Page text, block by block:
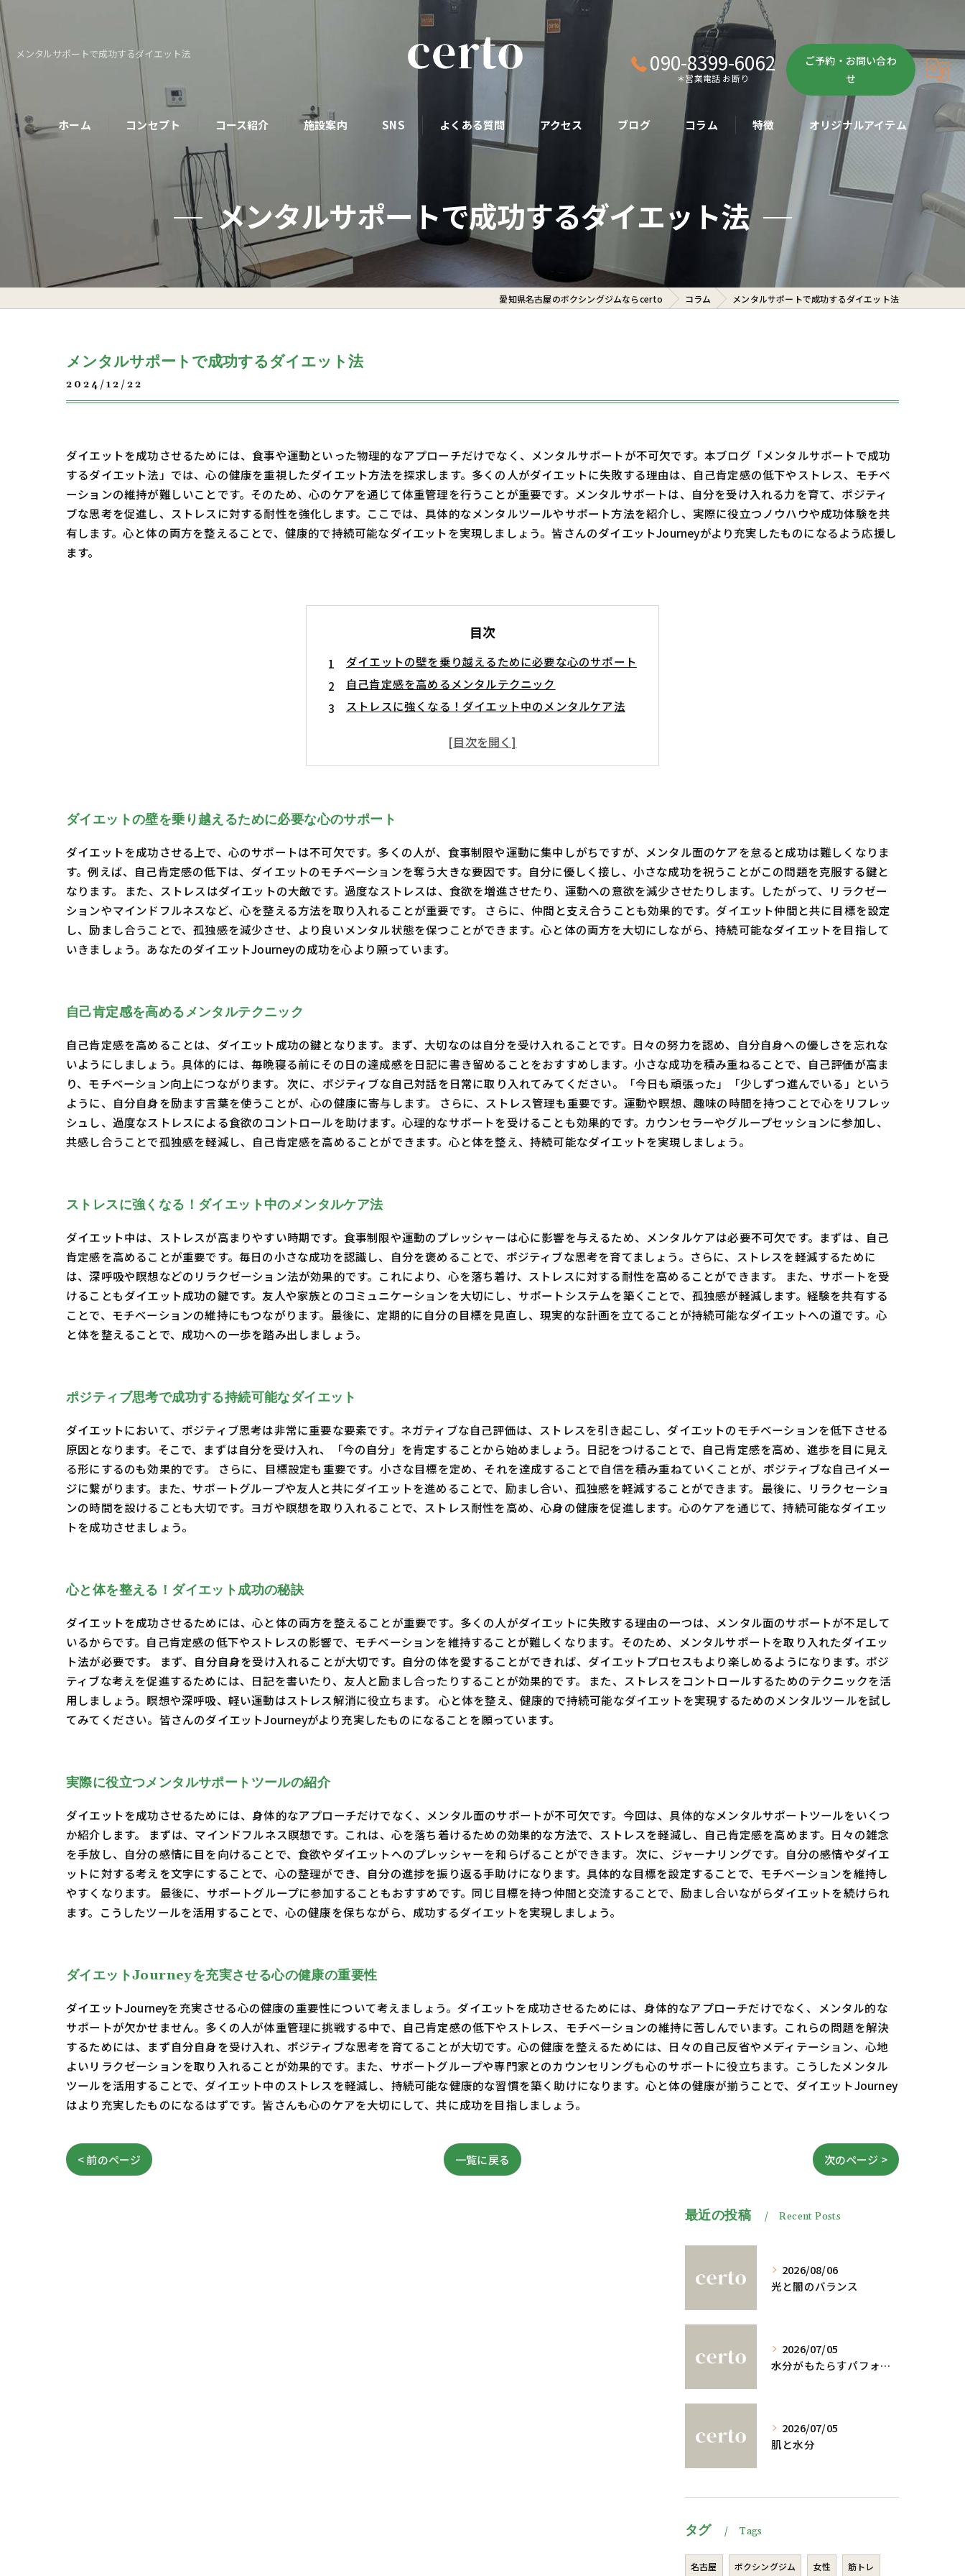
メンタルサポートで成功するダイエット法 090-8399-6062
＊営業電話 お断り
ご予約・お問い合わ
せ
ホーム コンセプト コース紹介
パーソナルコース
初めての方へ
施設案内 SNS よくある質問 アクセス ブログ コラム 特徴
ボクササイズ
パーソナル
ボディメイク
初心者
ダイエット
オリジナルアイテム
メンタルサポートで成功するダイエット法
愛知県名古屋のボクシングジムならcerto コラム メンタルサポートで成功するダイエット法
メンタルサポートで成功するダイエット法
2024/12/22
ダイエットを成功させるためには、食事や運動といった物理的なアプローチだけでなく、メンタルサポートが不可欠です。本ブログ「メンタルサポートで成功
するダイエット法」では、心の健康を重視したダイエット方法を探求します。多くの人がダイエットに失敗する理由は、自己肯定感の低下やストレス、モチベ
ーションの維持が難しいことです。そのため、心のケアを通じて体重管理を行うことが重要です。メンタルサポートは、自分を受け入れる力を育て、ポジティ
ブな思考を促進し、ストレスに対する耐性を強化します。ここでは、具体的なメンタルツールやサポート方法を紹介し、実際に役立つノウハウや成功体験を共
有します。心と体の両方を整えることで、健康的で持続可能なダイエットを実現しましょう。皆さんのダイエットJourneyがより充実したものになるよう応援し
ます。
目次
ダイエットの壁を乗り越えるために必要な心のサポート
自己肯定感を高めるメンタルテクニック
ストレスに強くなる！ダイエット中のメンタルケア法
心と体を整える！ダイエット成功の秘訣
ダイエットの壁を乗り越えるために必要な心のサポート
ダイエットを成功させる上で、心のサポートは不可欠です。多くの人が、食事制限や運動に集中しがちですが、メンタル面のケアを怠ると成功は難しくなりま
す。例えば、自己肯定感の低下は、ダイエットのモチベーションを奪う大きな要因です。自分に優しく接し、小さな成功を祝うことがこの問題を克服する鍵と
なります。 また、ストレスはダイエットの大敵です。過度なストレスは、食欲を増進させたり、運動への意欲を減少させたりします。したがって、リラクゼー
ションやマインドフルネスなど、心を整える方法を取り入れることが重要です。 さらに、仲間と支え合うことも効果的です。ダイエット仲間と共に目標を設定
し、励まし合うことで、孤独感を減少させ、より良いメンタル状態を保つことができます。心と体の両方を大切にしながら、持続可能なダイエットを目指して
いきましょう。あなたのダイエットJourneyの成功を心より願っています。
自己肯定感を高めるメンタルテクニック
自己肯定感を高めることは、ダイエット成功の鍵となります。まず、大切なのは自分を受け入れることです。日々の努力を認め、自分自身への優しさを忘れな
いようにしましょう。具体的には、毎晩寝る前にその日の達成感を日記に書き留めることをおすすめします。小さな成功を積み重ねることで、自己評価が高ま
り、モチベーション向上につながります。 次に、ポジティブな自己対話を日常に取り入れてみてください。「今日も頑張った」「少しずつ進んでいる」という
ように、自分自身を励ます言葉を使うことが、心の健康に寄与します。 さらに、ストレス管理も重要です。運動や瞑想、趣味の時間を持つことで心をリフレッ
シュし、過度なストレスによる食欲のコントロールを助けます。心理的なサポートを受けることも効果的です。カウンセラーやグループセッションに参加し、
共感し合うことで孤独感を軽減し、自己肯定感を高めることができます。心と体を整え、持続可能なダイエットを実現しましょう。
ストレスに強くなる！ダイエット中のメンタルケア法
ダイエット中は、ストレスが高まりやすい時期です。食事制限や運動のプレッシャーは心に影響を与えるため、メンタルケアは必要不可欠です。まずは、自己
肯定感を高めることが重要です。毎日の小さな成功を認識し、自分を褒めることで、ポジティブな思考を育てましょう。さらに、ストレスを軽減するために
は、深呼吸や瞑想などのリラクゼーション法が効果的です。これにより、心を落ち着け、ストレスに対する耐性を高めることができます。 また、サポートを受
けることもダイエット成功の鍵です。友人や家族とのコミュニケーションを大切にし、サポートシステムを築くことで、孤独感が軽減します。経験を共有する
ことで、モチベーションの維持にもつながります。最後に、定期的に自分の目標を見直し、現実的な計画を立てることが持続可能なダイエットへの道です。心
と体を整えることで、成功への一歩を踏み出しましょう。
ポジティブ思考で成功する持続可能なダイエット
ダイエットにおいて、ポジティブ思考は非常に重要な要素です。ネガティブな自己評価は、ストレスを引き起こし、ダイエットのモチベーションを低下させる
原因となります。そこで、まずは自分を受け入れ、「今の自分」を肯定することから始めましょう。日記をつけることで、自己肯定感を高め、進歩を目に見え
る形にするのも効果的です。 さらに、目標設定も重要です。小さな目標を定め、それを達成することで自信を積み重ねていくことが、ポジティブな自己イメー
ジに繋がります。また、サポートグループや友人と共にダイエットを進めることで、励まし合い、孤独感を軽減することができます。 最後に、リラクセーショ
ンの時間を設けることも大切です。ヨガや瞑想を取り入れることで、ストレス耐性を高め、心身の健康を促進します。心のケアを通じて、持続可能なダイエッ
トを成功させましょう。
心と体を整える！ダイエット成功の秘訣
ダイエットを成功させるためには、心と体の両方を整えることが重要です。多くの人がダイエットに失敗する理由の一つは、メンタル面のサポートが不足して
いるからです。自己肯定感の低下やストレスの影響で、モチベーションを維持することが難しくなります。そのため、メンタルサポートを取り入れたダイエッ
ト法が必要です。 まず、自分自身を受け入れることが大切です。自分の体を愛することができれば、ダイエットプロセスもより楽しめるようになります。ポジ
ティブな考えを促進するためには、日記を書いたり、友人と励まし合ったりすることが効果的です。 また、ストレスをコントロールするためのテクニックを活
用しましょう。瞑想や深呼吸、軽い運動はストレス解消に役立ちます。 心と体を整え、健康的で持続可能なダイエットを実現するためのメンタルツールを試し
てみてください。皆さんのダイエットJourneyがより充実したものになることを願っています。
実際に役立つメンタルサポートツールの紹介
ダイエットを成功させるためには、身体的なアプローチだけでなく、メンタル面のサポートが不可欠です。今回は、具体的なメンタルサポートツールをいくつ
か紹介します。 まずは、マインドフルネス瞑想です。これは、心を落ち着けるための効果的な方法で、ストレスを軽減し、自己肯定感を高めます。日々の雑念
を手放し、自分の感情に目を向けることで、食欲やダイエットへのプレッシャーを和らげることができます。 次に、ジャーナリングです。自分の感情やダイエ
ットに対する考えを文字にすることで、心の整理ができ、自分の進捗を振り返る手助けになります。具体的な目標を設定することで、モチベーションを維持し
やすくなります。 最後に、サポートグループに参加することもおすすめです。同じ目標を持つ仲間と交流することで、励まし合いながらダイエットを続けられ
ます。こうしたツールを活用することで、心の健康を保ちながら、成功するダイエットを実現しましょう。
ダイエットJourneyを充実させる心の健康の重要性
ダイエットJourneyを充実させる心の健康の重要性について考えましょう。ダイエットを成功させるためには、身体的なアプローチだけでなく、メンタル的な
サポートが欠かせません。多くの人が体重管理に挑戦する中で、自己肯定感の低下やストレス、モチベーションの維持に苦しんでいます。これらの問題を解決
するためには、まず自分自身を受け入れ、ポジティブな思考を育てることが大切です。心の健康を整えるためには、日々の自己反省やメディテーション、心地
よいリラクゼーションを取り入れることが効果的です。また、サポートグループや専門家とのカウンセリングも心のサポートに役立ちます。こうしたメンタル
ツールを活用することで、ダイエット中のストレスを軽減し、持続可能な健康的な習慣を築く助けになります。心と体の健康が揃うことで、ダイエットJourney
はより充実したものになるはずです。皆さんも心のケアを大切にして、共に成功を目指しましょう。
< 前のページ 一覧に戻る 次のページ >
最近の投稿 Recent Posts
2026/08/06
光と闇のバランス
2026/07/05
水分がもたらすパフォーマンスへの影響
2026/07/05
肌と水分
タグ Tags
名古屋 ボクシングジム 女性 筋トレ